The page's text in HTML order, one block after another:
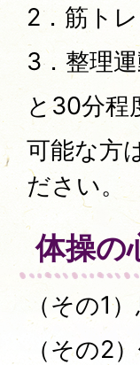
2．筋ト
3．整理
と30分程
可能な方
ださい。
体操の
（その1
（その2